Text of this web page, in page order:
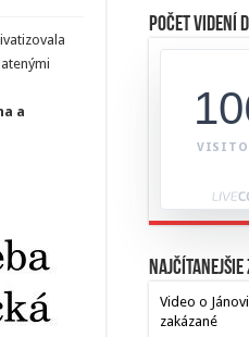
a
Počet videní
Najčítanejšie
Video o
zakázané